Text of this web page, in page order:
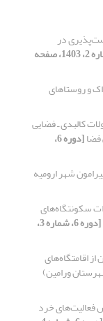
در
[دوره 6، شماره 2، 1403، صفحه
و روستاهای
کالبدی ـ فضایی
[دوره 6،
شهر ارومیه
سکونتگاه‌های
[دوره 6، شماره 3،
اقامتگاه‌های
ورامین)
فعالیت‌های خرد